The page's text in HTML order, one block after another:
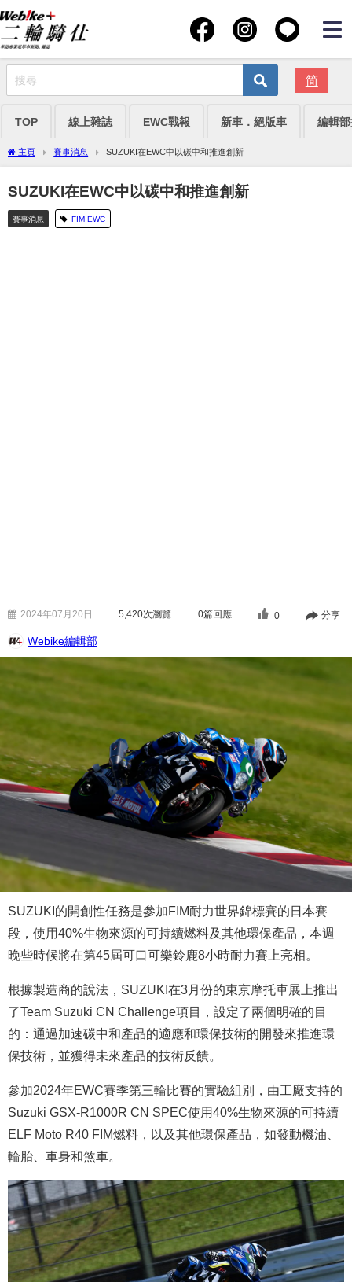
简
TOP 線上雜誌 EWC戰報 新車．絕版車 編輯
主頁 賽事消息 SUZUKI在EWC中以碳中和推進創新
SUZUKI在EWC中以碳中和推進創新
賽事消息 FIM EWC
2024年07月20日 5,420次瀏覽 0篇回應 0 分享
Webike編輯部
SUZUKI的開創性任務是參加FIM耐力世界錦標賽的日本賽
段，使用40%生物來源的可持續燃料及其他環保產品，本週
晚些時候將在第45屆可口可樂鈴鹿8小時耐力賽上亮相。
根據製造商的說法，SUZUKI在3月份的東京摩托車展上推出
了Team Suzuki CN Challenge項目，設定了兩個明確的目
的：通過加速碳中和產品的適應和環保技術的開發來推進環
保技術，並獲得未來產品的技術反饋。
參加2024年EWC賽季第三輪比賽的實驗組別，由工廠支持的
Suzuki GSX-R1000R CN SPEC使用40%生物來源的可持續
ELF Moto R40 FIM燃料，以及其他環保產品，如發動機油、
輪胎、車身和煞車。